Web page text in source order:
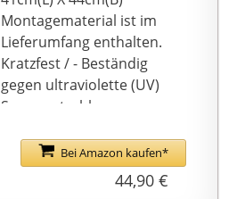
Montagematerial ist im
Lieferumfang enthalten.
Kratzfest / - Beständig
gegen ultraviolette (UV)
Sonnenstrahlen
Bei Amazon kaufen*
44,90 €